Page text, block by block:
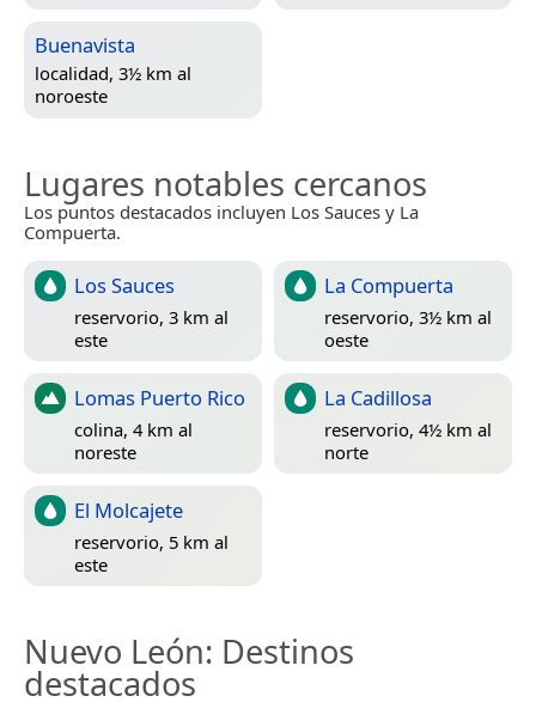
Buenavista
localidad, 3½ km al
noroeste
Lugares notables cercanos
Los puntos destacados incluyen Los Sauces y La
Compuerta.
Los Sauces
reservorio, 3 km al
este
La Compuerta
reservorio, 3½ km al
oeste
Lomas Puerto Rico
colina, 4 km al
noreste
La Cadillosa
reservorio, 4½ km al
norte
El Molcajete
reservorio, 5 km al
este
Nuevo León: Destinos
destacados